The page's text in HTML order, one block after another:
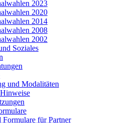
2023
2020
2014
2008
2002
Soziales
und Modalitäten
Formulare für Partner